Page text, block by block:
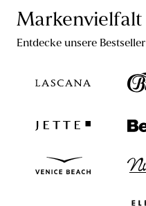
Markenvielfalt
Entdecke unsere Bestseller